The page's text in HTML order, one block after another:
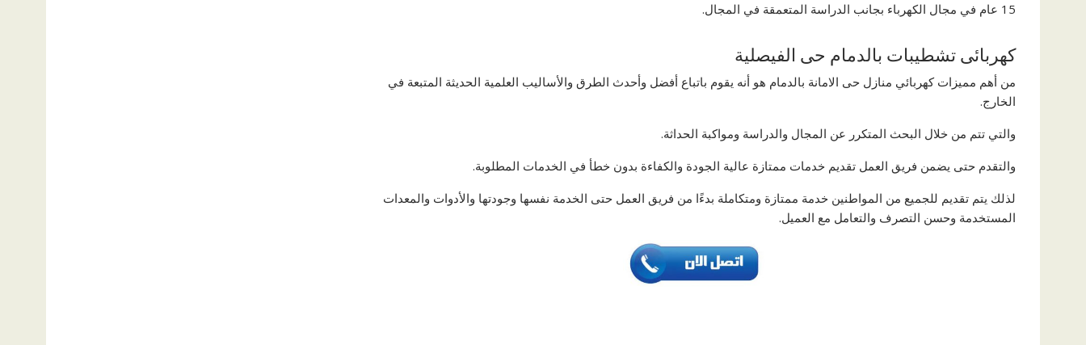
15 عام في مجال الكهرباء بجانب الدراسة المتعمقة في المجال.
كهربائى تشطيبات بالدمام حى الفيصلية
من أهم مميزات كهربائي منازل حى الامانة بالدمام هو أنه يقوم باتباع أفضل وأحدث الطرق والأساليب العلمية الحديثة المتبعة في
الخارج.
والتي تتم من خلال البحث المتكرر عن المجال والدراسة ومواكبة الحداثة.
والتقدم حتى يضمن فريق العمل تقديم خدمات ممتازة عالية الجودة والكفاءة بدون خطأ في الخدمات المطلوبة.
لذلك يتم تقديم للجميع من المواطنين خدمة ممتازة ومتكاملة بدءًا من فريق العمل حتى الخدمة نفسها وجودتها والأدوات والمعدات
المستخدمة وحسن التصرف والتعامل مع العميل.